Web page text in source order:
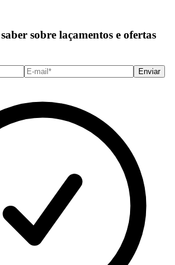
sobre laçamentos e ofertas
Enviar